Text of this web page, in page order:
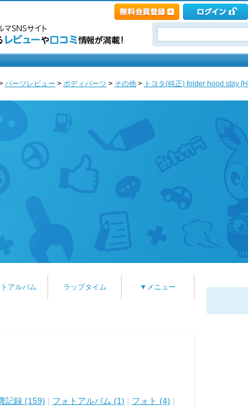
パーツレビュー > ボディパーツ > その他 > トヨタ(純正) folder hood stay
アルバム ラップタイム ▼メニュー
記録 (159) | フォトアルバム (1) | フォト (4) |